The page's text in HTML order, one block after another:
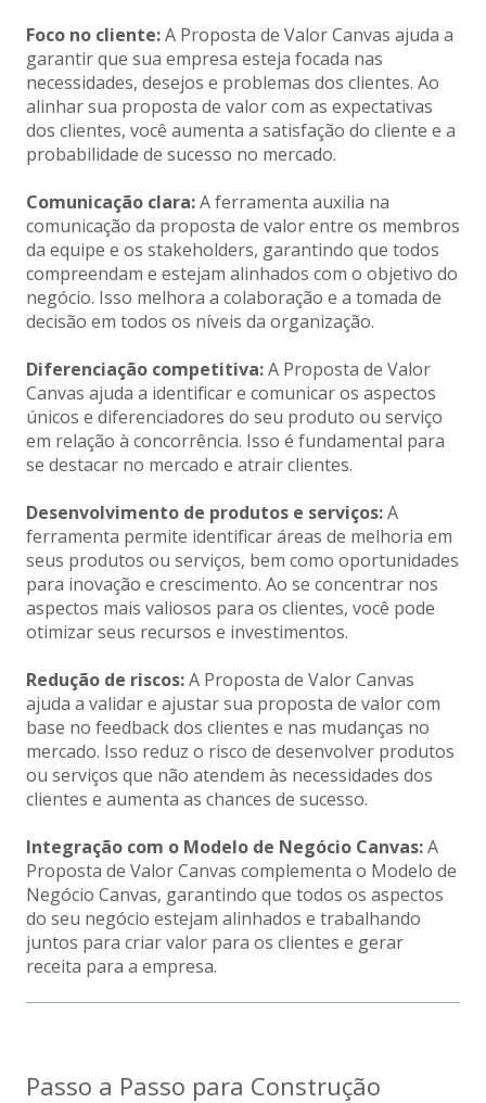
Foco no cliente:A Proposta de Valor Canvas ajuda a
garantir que sua empresa esteja focada nas
necessidades, desejos e problemas dos clientes. Ao
alinhar sua proposta de valor com as expectativas
dos clientes, você aumenta a satisfação do cliente e a
probabilidade de sucesso no mercado.
Comunicação clara:A ferramenta auxilia na
comunicação da proposta de valor entre os membros
da equipe e os stakeholders, garantindo que todos
compreendam e estejam alinhados com o objetivo do
negócio. Isso melhora a colaboração e a tomada de
decisão em todos os níveis da organização.
Diferenciação competitiva:A Proposta de Valor
Canvas ajuda a identificar e comunicar os aspectos
únicos e diferenciadores do seu produto ou serviço
em relação à concorrência. Isso é fundamental para
se destacar no mercado e atrair clientes.
Desenvolvimento de produtos e serviços:A
ferramenta permite identificar áreas de melhoria em
seus produtos ou serviços, bem como oportunidades
para inovação e crescimento. Ao se concentrar nos
aspectos mais valiosos para os clientes, você pode
otimizar seus recursos e investimentos.
Redução de riscos:A Proposta de Valor Canvas
ajuda a validar e ajustar sua proposta de valor com
base no feedback dos clientes e nas mudanças no
mercado. Isso reduz o risco de desenvolver produtos
ou serviços que não atendem às necessidades dos
clientes e aumenta as chances de sucesso.
Integração com o Modelo de Negócio Canvas:A
Proposta de Valor Canvas complementa o Modelo de
Negócio Canvas, garantindo que todos os aspectos
do seu negócio estejam alinhados e trabalhando
juntos para criar valor para os clientes e gerar
receita para a empresa.
Passo a Passo para Construção